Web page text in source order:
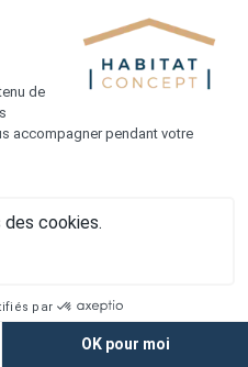
terrain et la construction, il
si elle n'est pas
frais de raccordements et les
000 et 15 000 euros selon la
et son accès.
une maison existante, il sera
de rénovation. Ceux-ci sont
ajoutés au prix de l'achat